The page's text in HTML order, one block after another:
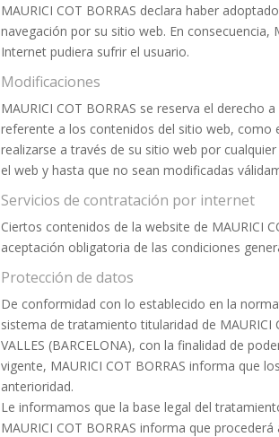
MAURICI COT BORRAS declara haber
navegación por su sitio web. En consecuencia,
Internet pudiera sufrir el usuario.
Modificaciones
MAURICI COT BORRAS se reserva el
referente a los contenidos del sitio web, como
realizarse a través de su sitio web por
el web y hasta que no sean modificadas
Servicios de contratación por internet
Ciertos contenidos de la website de MAURICI
aceptación obligatoria de las condiciones
Protección de datos
De conformidad con lo establecido en la
sistema de tratamiento titularidad de MAURICI
VALLES (BARCELONA), con la finalidad de
vigente, MAURICI COT BORRAS informa que
anterioridad.
Le informamos que la base legal del
MAURICI COT BORRAS informa que